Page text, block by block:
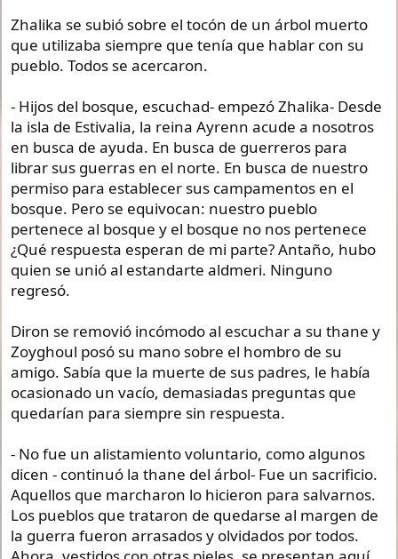
Zhalika se subió sobre el tocón de un árbol muerto
que utilizaba siempre que tenía que hablar con su
pueblo. Todos se acercaron.
- Hijos del bosque, escuchad- empezó Zhalika- Desde
la isla de Estivalia, la reina Ayrenn acude a nosotros
en busca de ayuda. En busca de guerreros para
librar sus guerras en el norte. En busca de nuestro
permiso para establecer sus campamentos en el
bosque. Pero se equivocan: nuestro pueblo
pertenece al bosque y el bosque no nos pertenece
¿Qué respuesta esperan de mi parte? Antaño, hubo
quien se unió al estandarte aldmeri. Ninguno
regresó.
Diron se removió incómodo al escuchar a su thane y
Zoyghoul posó su mano sobre el hombro de su
amigo. Sabía que la muerte de sus padres, le había
ocasionado un vacío, demasiadas preguntas que
quedarían para siempre sin respuesta.
- No fue un alistamiento voluntario, como algunos
dicen - continuó la thane del árbol- Fue un sacrificio.
Aquellos que marcharon lo hicieron para salvarnos.
Los pueblos que trataron de quedarse al margen de
la guerra fueron arrasados y olvidados por todos.